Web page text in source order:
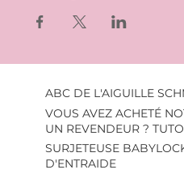
ABC DE L'AIGUILLE
VOUS AVEZ ACHETÉ
UN REVENDEUR ?
SURJETEUSE
D'ENTRAIDE